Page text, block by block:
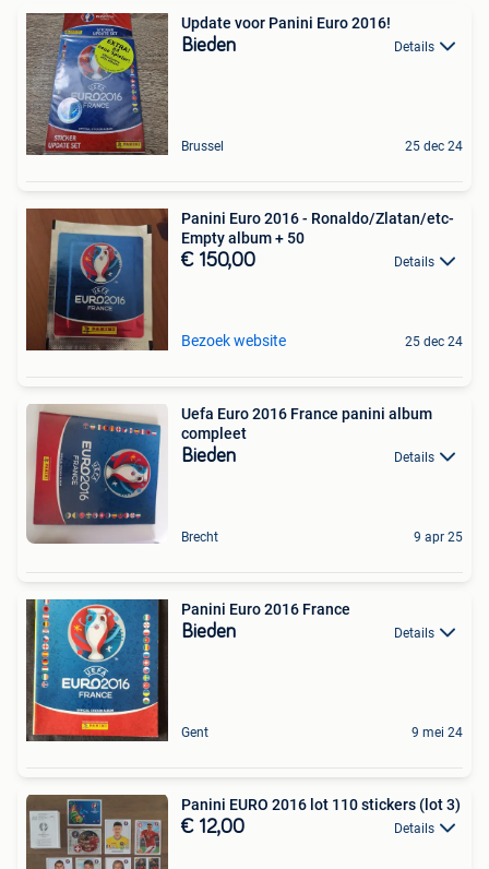
Update voor Panini Euro 2016!
Bieden Details
Brussel 25 dec 24
Panini Euro 2016 - Ronaldo/Zlatan/etc-
Empty album + 50
€ 150,00 Details
Bezoek website 25 dec 24
Uefa Euro 2016 France panini album
compleet
Bieden Details
Brecht 9 apr 25
Panini Euro 2016 France
Bieden Details
Gent 9 mei 24
Panini EURO 2016 lot 110 stickers (lot 3)
€ 12,00 Details